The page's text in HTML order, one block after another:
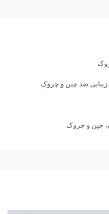
زیبایی ضد چین و چروک
چین و چروک